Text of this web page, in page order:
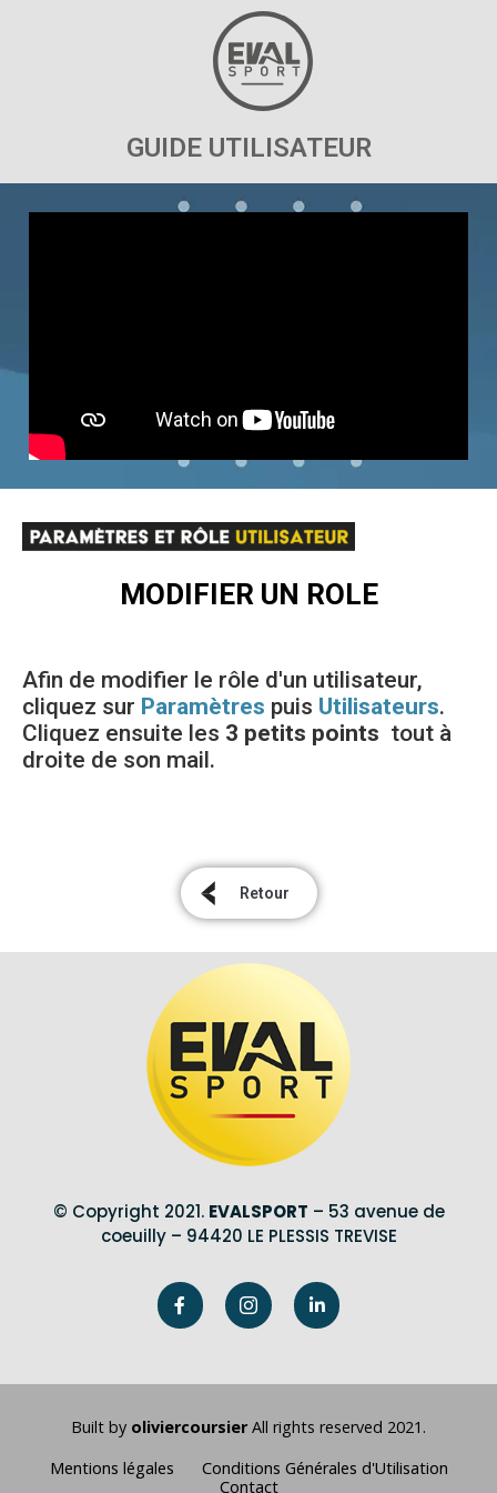
GUIDE UTILISATEUR
MODIFIER UN ROLE
Afin de modifier le rôle d'un utilisateur,
cliquez sur Paramètres puis Utilisateurs.
Cliquez ensuite les 3 petits points tout à
droite de son mail.
Retour
© Copyright 2021. EVALSPORT – 53 avenue de
coeuilly – 94420 LE PLESSIS TREVISE
Built by oliviercoursier All rights reserved 2021.
Mentions légales
Conditions Générales d'Utilisation
Contact